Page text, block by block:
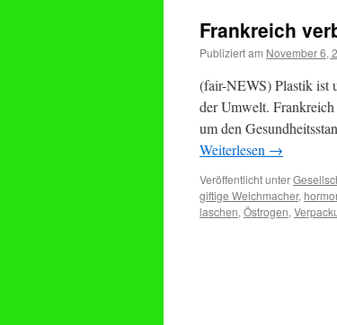
Frankreich
Publiziert am November 6,
(fair-NEWS) Plastik ist
der Umwelt.
um den
Weiterlesen →
Veröffentlicht unter
giftige Weichmacher,
laschen, Östrogen,